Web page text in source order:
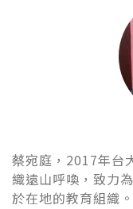
蔡宛庭，2017年台
織遠山呼喚，致力
於在地的教育組織。